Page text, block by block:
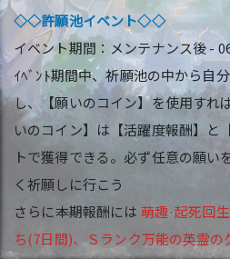
◇◇許願池イベント◇◇
イベント期間：メンテナンス後 -
ｲﾍﾞﾝﾄ期間中、祈願池の中から自
し、【願いのコイン】を使用すれ
いのコイン】は【活躍度報酬】と
トで獲得できる。必ず任意の願い
く祈願しに行こう
さらに――本期報酬には 萌趣·起死回
ち(7日間)、Ｓランク万能の英霊の